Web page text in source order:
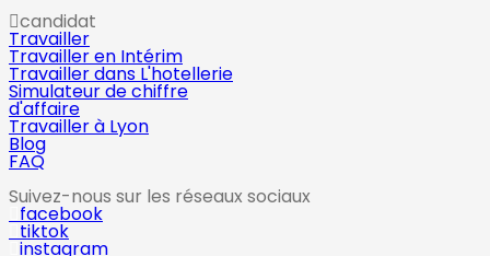
candidat
Travailler
Travailler en Intérim
Travailler dans L'hotellerie
Simulateur de chiffre
d'affaire
Travailler à Lyon
Blog
FAQ
Suivez-nous sur les réseaux sociaux
facebook
tiktok
instagram